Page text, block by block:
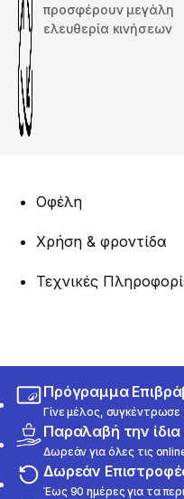
προσφέρουν μεγάλη
ελευθερία κινήσεων
Οφέλη
Χρήση & φροντίδα
Τεχνικές
Πρόγραμμα
Γίνε μέλος,
Παραλαβή την
Δωρεάν για όλες τις
Δωρεάν
Έως 90 ημέρες για τα